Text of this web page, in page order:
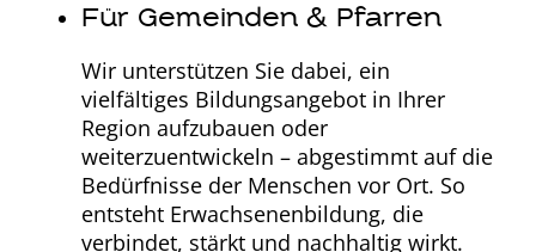
Für Gemeinden & Pfarren
Wir unterstützen Sie dabei, ein
vielfältiges Bildungsangebot in Ihrer
Region aufzubauen oder
weiterzuentwickeln – abgestimmt auf die
Bedürfnisse der Menschen vor Ort. So
entsteht Erwachsenenbildung, die
verbindet, stärkt und nachhaltig wirkt.